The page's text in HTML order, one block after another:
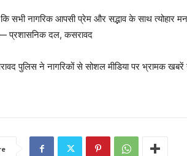
कि सभी नागरिक आपसी प्रेम और सद्भाव के साथ त्योहार
— प्रशासनिक दल, कसरावद
पुलिस ने नागरिकों से सोशल मीडिया पर भ्रामक